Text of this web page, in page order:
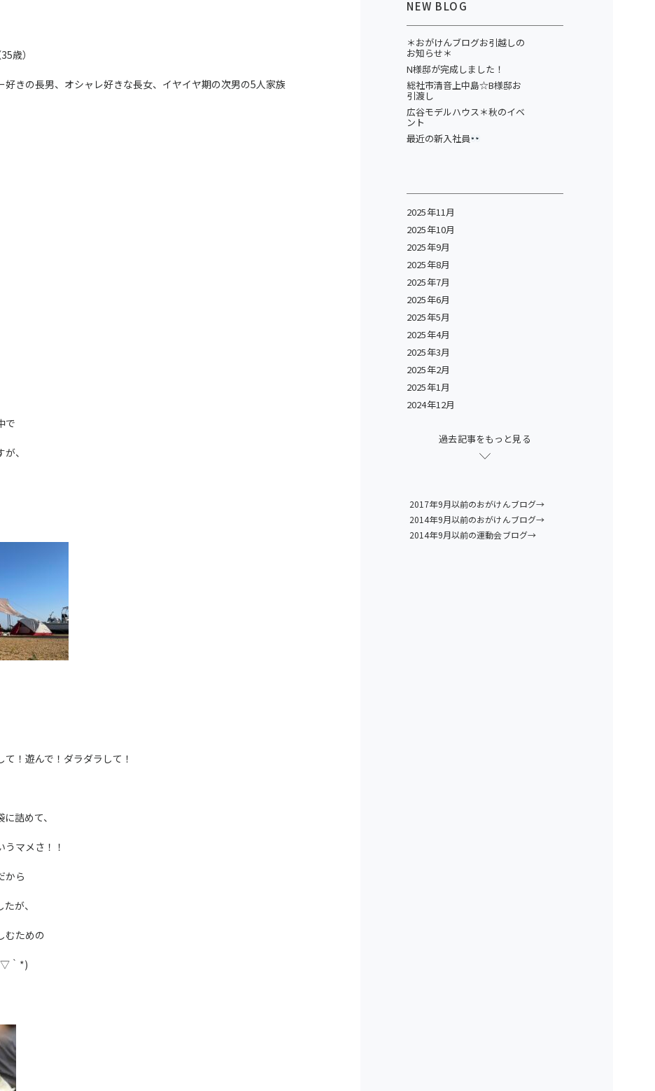
35歳）
きの長男、オシャレ好きな長女、イヤイヤ期の次男の5人家族
で
、
！遊んで！ダラダラして！
詰めて、
マメさ！！
から
が、
むための
｀*)
NEW BLOG
＊おがけんブログお引越しの
お知らせ＊
N様邸が完成しました！
総社市清音上中島☆B様邸お
引渡し
広谷モデルハウス＊秋のイベ
ント
最近の新入社員
2025年11月
2025年10月
2025年9月
2025年8月
2025年7月
2025年6月
2025年5月
2025年4月
2025年3月
2025年2月
2025年1月
2024年12月
過去記事をもっと見る
2017年9月以前のおがけんブログ→
2014年9月以前のおがけんブログ→
2014年9月以前の運動会ブログ→